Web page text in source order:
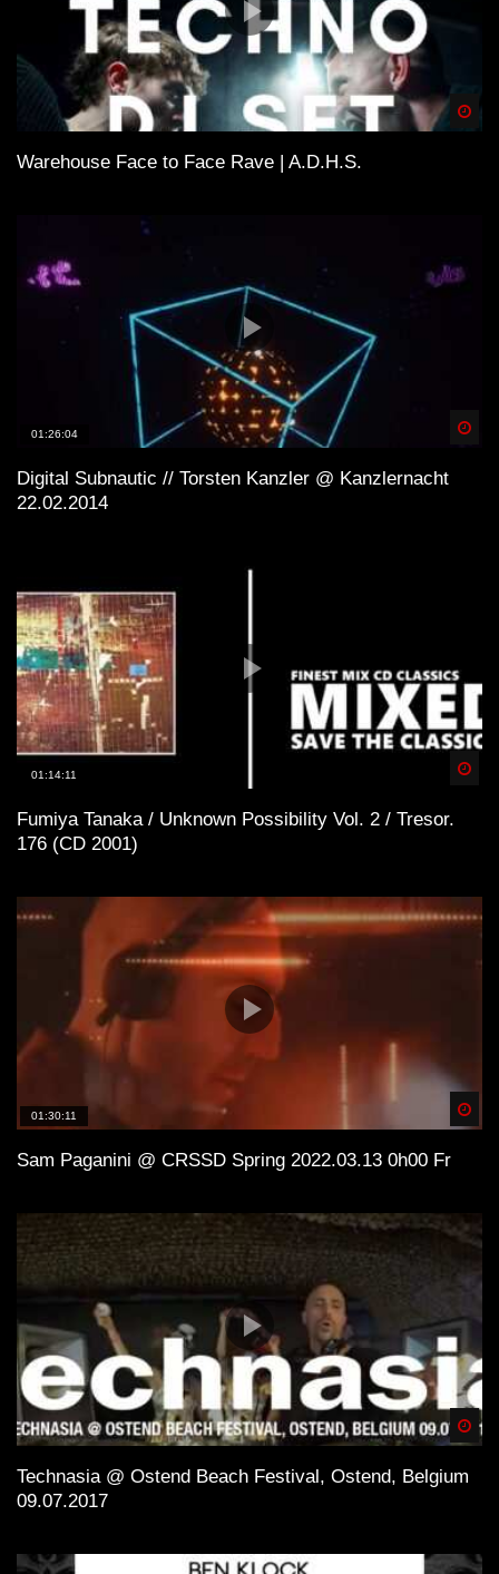
Warehouse Face to Face Rave | A.D.H.S.
01:26:04
Digital Subnautic // Torsten Kanzler @ Kanzlernacht
22.02.2014
01:14:11
Fumiya Tanaka / Unknown Possibility Vol. 2 / Tresor.
176 (CD 2001)
01:30:11
Sam Paganini @ CRSSD Spring 2022.03.13 0h00 Fr
Technasia @ Ostend Beach Festival, Ostend, Belgium
09.07.2017